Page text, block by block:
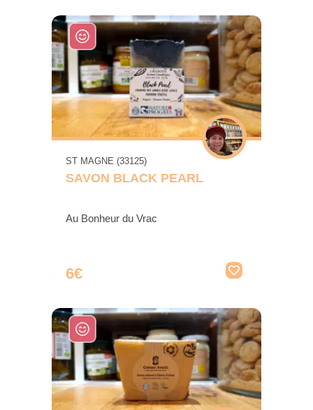
ST MAGNE (33125)
SAVON BLACK PEARL
Au Bonheur du Vrac
6€